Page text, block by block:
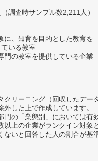
調査時サンプル数2,211人）
に、知育を目的とした教育を
いる教室
門の教室を提供している企業
リーニング（回収したデー
した上で作成しています。
の「業態別」においては
上の企業がランクイン対象
いと回答した人の割合が基